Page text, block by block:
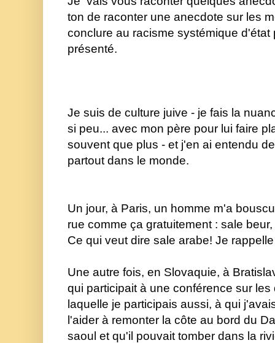
ton de raconter une anecdote sur les
conclure au racisme systémique d'état
présenté.
Je suis de culture juive - je fais la
si peu... avec mon père pour lui faire
souvent que plus - et j'en ai entendu
partout dans le monde.
Un jour, à Paris, un homme m'a
rue comme ça gratuitement : sale
Ce qui veut dire sale arabe! Je
Une autre fois, en Slovaquie, à
qui participait à une conférence sur
laquelle je participais aussi, à qui
l'aider à remonter la côte au bord du
saoul et qu'il pouvait tomber dans la